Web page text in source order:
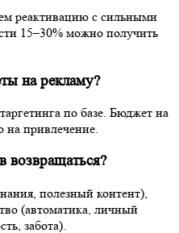
(автоматика, личный